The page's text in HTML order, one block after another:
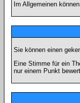
Im Allgemeinen
Sie können einen
Eine Stimme für ein
nur einem Punkt